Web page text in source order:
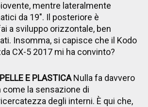
mentre lateralmente
da 19". Il posteriore è
a sviluppo orizzontale, ben
Insomma, si capisce che il Kodo
CX-5 2017 mi ha convinto?
E PLASTICANulla fa davvero
la sensazione di
degli interni. È qui che,